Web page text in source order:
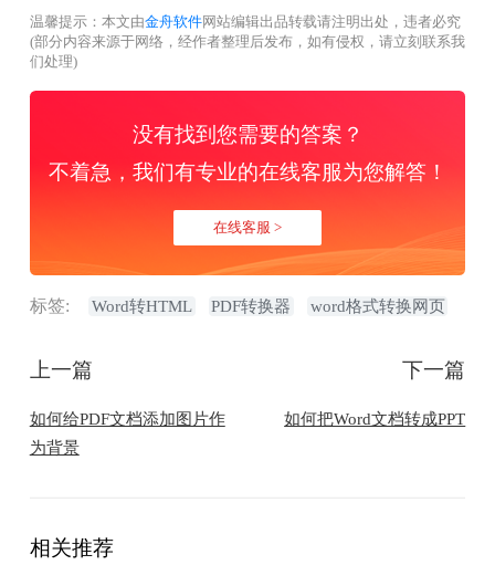
温馨提示：本文由金舟软件网站编辑出品转载请注明出处，违者必究
(部分内容来源于网络，经作者整理后发布，如有侵权，请立刻联系我
们处理)
没有找到您需要的答案？
不着急，我们有专业的在线客服为您解答！
在线客服 >
标签: Word转HTML PDF转换器 word格式转换网页
上一篇
如何给PDF文档添加图片作
为背景
下一篇
如何把Word文档转成PPT
相关推荐